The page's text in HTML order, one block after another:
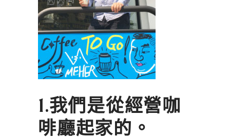
1.我們是從經營咖
啡廳起家的。